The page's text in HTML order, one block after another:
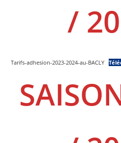
/
Tarifs-adhesion-2023-2024-au-BACLY